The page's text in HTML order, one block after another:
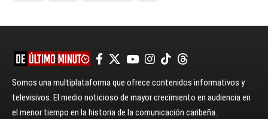
Somos una multiplataforma que ofrece contenidos informativos y
televisivos. El medio noticioso de mayor crecimiento en audiencia en
el menor tiempo en la historia de la comunicación caribeña.